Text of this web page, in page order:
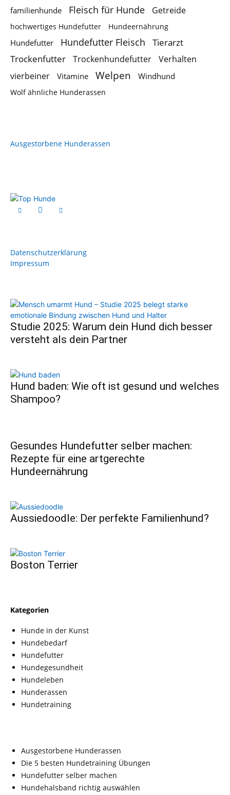
familienhunde Fleisch für Hunde Getreide
hochwertiges Hundefutter Hundeernährung
Hundefutter Hundefutter Fleisch
Tierarzt
Trockenfutter
Trockenhundefutter
Verhalten
vierbeiner
Vitamine Welpen Windhund
Wolf ähnliche Hunderassen
Ausgestorbene Hunderassen
Datenschutzerklärung
Impressum
Studie 2025: Warum dein Hund dich besser
versteht als dein Partner
Hund baden: Wie oft ist gesund und welches
Shampoo?
Gesundes Hundefutter selber machen:
Rezepte für eine artgerechte
Hundeernährung
Aussiedoodle: Der perfekte Familienhund?
Boston Terrier
Kategorien
Hunde in der Kunst
Hundebedarf
Hundefutter
Hundegesundheit
Hundeleben
Hunderassen
Hundetraining
Ausgestorbene Hunderassen
Die 5 besten Hundetraining Übungen
Hundefutter selber machen
Hundehalsband richtig auswählen